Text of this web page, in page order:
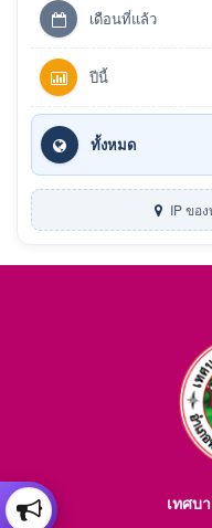
เดือนที่แล้ว
ปีนี้
ทั้งหมด
IP ขอ
เทศบ